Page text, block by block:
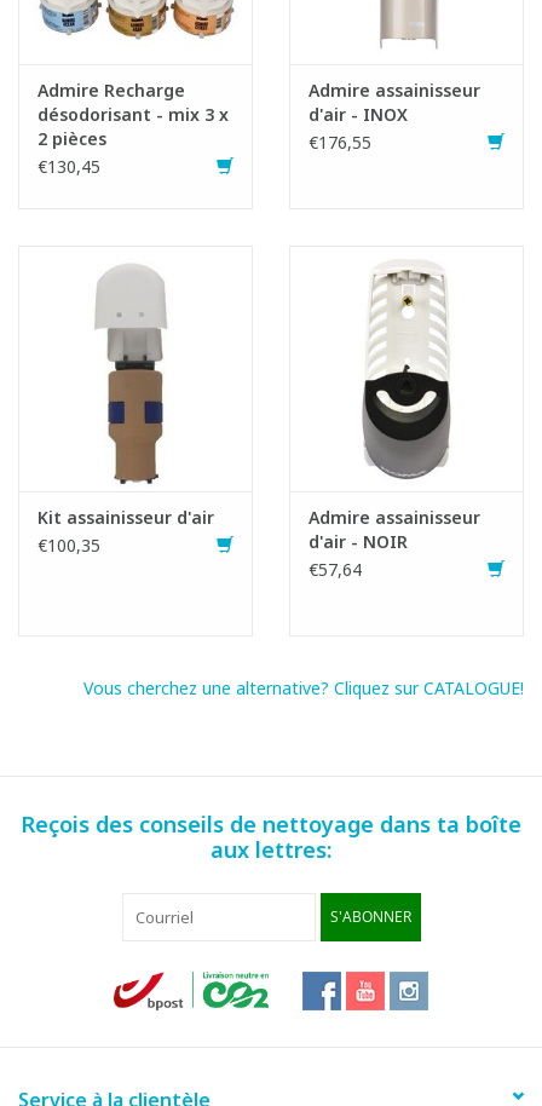
Mentions de danger:
H317: Peut provoquer une allergie cutanée.
H319: Provoque une sévère irritation des yeux.
Admire Recharge
désodorisant - mix 3 x
2 pièces
€130,45
Admire assainisseur
d'air - INOX
€176,55
Kit assainisseur d'air
€100,35
Admire assainisseur
d'air - NOIR
€57,64
Vous cherchez une alternative? Cliquez sur CATALOGUE!
Reçois des conseils de nettoyage dans ta boîte
aux lettres:
S'ABONNER
Service à la clientèle